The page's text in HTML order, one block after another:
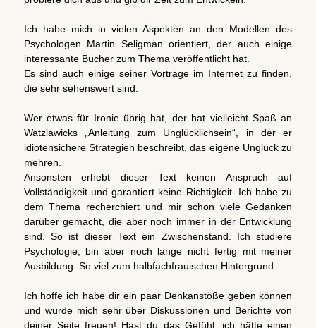
Ich habe mich in vielen Aspekten an den Modellen des
Psychologen Martin Seligman orientiert, der auch einige
interessante Bücher zum Thema veröffentlicht hat.
Es sind auch einige seiner Vorträge im Internet zu finden,
die sehr sehenswert sind.
Wer etwas für Ironie übrig hat, der hat vielleicht Spaß an
Watzlawicks „Anleitung zum Unglücklichsein“, in der er
idiotensichere Strategien beschreibt, das eigene Unglück zu
mehren.
Ansonsten erhebt dieser Text keinen Anspruch auf
Vollständigkeit und garantiert keine Richtigkeit. Ich habe zu
dem Thema recherchiert und mir schon viele Gedanken
darüber gemacht, die aber noch immer in der Entwicklung
sind. So ist dieser Text ein Zwischenstand. Ich studiere
Psychologie, bin aber noch lange nicht fertig mit meiner
Ausbildung. So viel zum halbfachfrauischen Hintergrund.
Ich hoffe ich habe dir ein paar Denkanstöße geben können
und würde mich sehr über Diskussionen und Berichte von
deiner Seite freuen! Hast du das Gefühl, ich hätte einen